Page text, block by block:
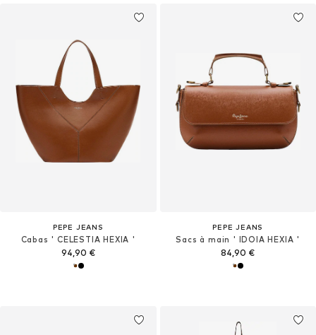
PEPE JEANS
Cabas ' CELESTIA HEXIA '
94,90 €
PEPE JEANS
Sacs à main ' IDOIA HEXIA '
84,90 €